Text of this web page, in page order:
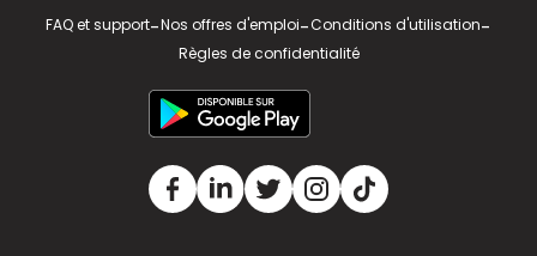
FAQ et support-Nos offres d'emploi-Conditions d'utilisation-
Règles de confidentialité